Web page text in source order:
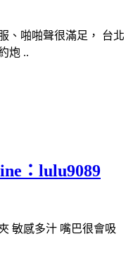
、啪啪聲很滿足， 台北
炮 ..
：lulu9089
敏感多汁 嘴巴很會吸